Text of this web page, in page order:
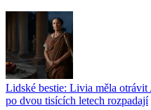
Lidské bestie: Livia měla
po dvou tisících letech rozpadají